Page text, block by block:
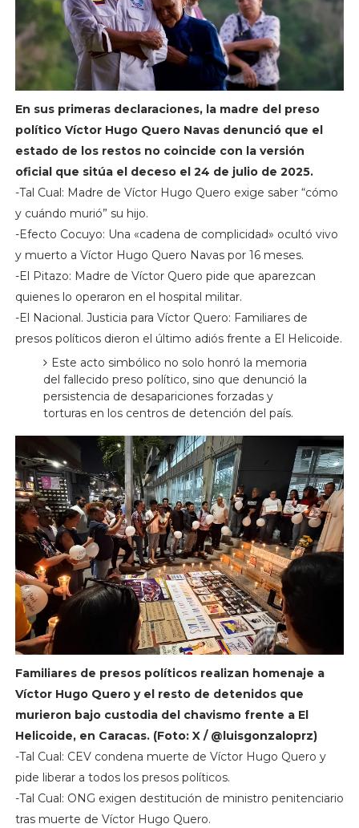
En sus primeras declaraciones, la madre del preso
político Víctor Hugo Quero Navas denunció que el
estado de los restos no coincide con la versión
oficial que sitúa el deceso el 24 de julio de 2025.
-Tal Cual: Madre de Víctor Hugo Quero exige saber “cómo
y cuándo murió” su hijo.
-Efecto Cocuyo: Una «cadena de complicidad» ocultó vivo
y muerto a Víctor Hugo Quero Navas por 16 meses.
-El Pitazo: Madre de Víctor Quero pide que aparezcan
quienes lo operaron en el hospital militar.
-El Nacional. Justicia para Víctor Quero: Familiares de
presos políticos dieron el último adiós frente a El Helicoide.
Este acto simbólico no solo honró la memoria
del fallecido preso político, sino que denunció la
persistencia de desapariciones forzadas y
torturas en los centros de detención del país.
Familiares de presos políticos realizan homenaje a
Víctor Hugo Quero y el resto de detenidos que
murieron bajo custodia del chavismo frente a El
Helicoide, en Caracas. (Foto: X / @luisgonzaloprz)
-Tal Cual: CEV condena muerte de Víctor Hugo Quero y
pide liberar a todos los presos políticos.
-Tal Cual: ONG exigen destitución de ministro penitenciario
tras muerte de Víctor Hugo Quero.